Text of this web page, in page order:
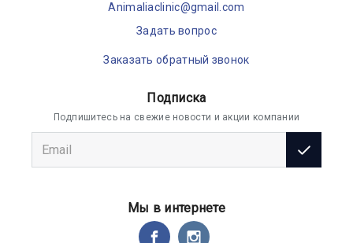
Animaliaclinic@gmail.com
Задать вопрос
Заказать обратный звонок
Подписка
Подпишитесь на свежие новости и акции компании
Мы в интернете